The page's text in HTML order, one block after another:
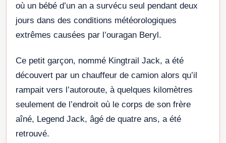
où un bébé d’un an a survécu seul pendant deux
jours dans des conditions météorologiques
extrêmes causées par l’ouragan Beryl.
Ce petit garçon, nommé Kingtrail Jack, a été
découvert par un chauffeur de camion alors qu’il
rampait vers l’autoroute, à quelques kilomètres
seulement de l’endroit où le corps de son frère
aîné, Legend Jack, âgé de quatre ans, a été
retrouvé.